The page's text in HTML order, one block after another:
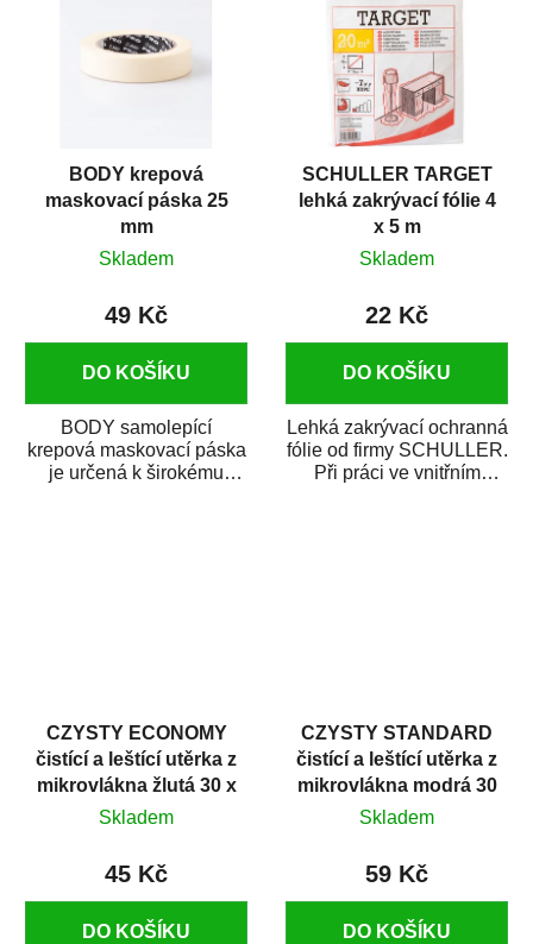
BODY krepová
maskovací páska 25
mm
Skladem
49 Kč
DO KOŠÍKU
BODY samolepící
krepová maskovací páska
je určená k širokému
SCHULLER TARGET
lehká zakrývací fólie 4
x 5 m
Skladem
22 Kč
DO KOŠÍKU
Lehká zakrývací ochranná
fólie od firmy SCHULLER.
Při práci ve vnitřním
CZYSTY ECONOMY
čistící a leštící utěrka z
mikrovlákna žlutá 30 x
60 cm
Skladem
45 Kč
DO KOŠÍKU
CZYSTY STANDARD
čistící a leštící utěrka z
mikrovlákna modrá 30
x 60 cm
Skladem
59 Kč
DO KOŠÍKU